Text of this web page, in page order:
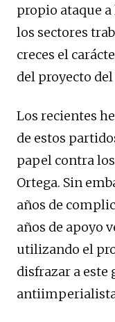
propio ataque
los sectores
creces el
del proyecto del
Los recientes
de estos
papel contra
Ortega. Sin
años de
años de apoyo
utilizando el
disfrazar a este
antiimperialista